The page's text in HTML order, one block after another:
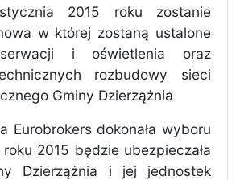
2015 roku zostanie
w której zostaną ustalone
i oświetlenia oraz
rozbudowy sieci
Gminy Dzierzążnia
Eurobrokers dokonała wyboru
2015 będzie ubezpieczała
Dzierzążnia i jej jednostek